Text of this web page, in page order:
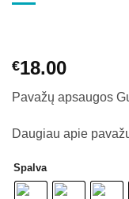
€18.00
Pavažų apsaugos
Daugiau apie
Spalva